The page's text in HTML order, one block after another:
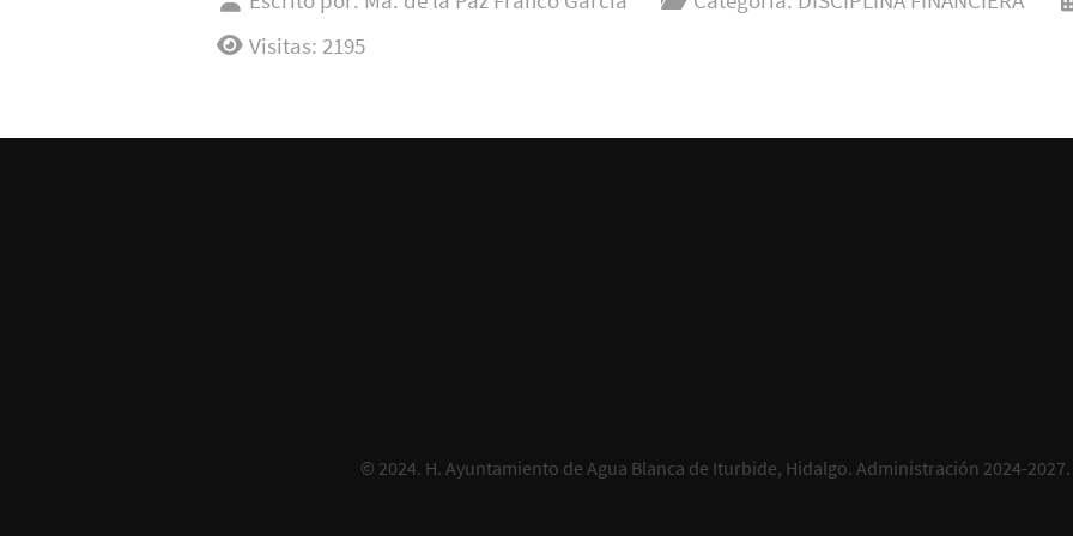
Visitas: 2195
© 2024. H. Ayuntamiento de Agua Blanca de Iturbide, Hidalgo. Administración 2024-2027